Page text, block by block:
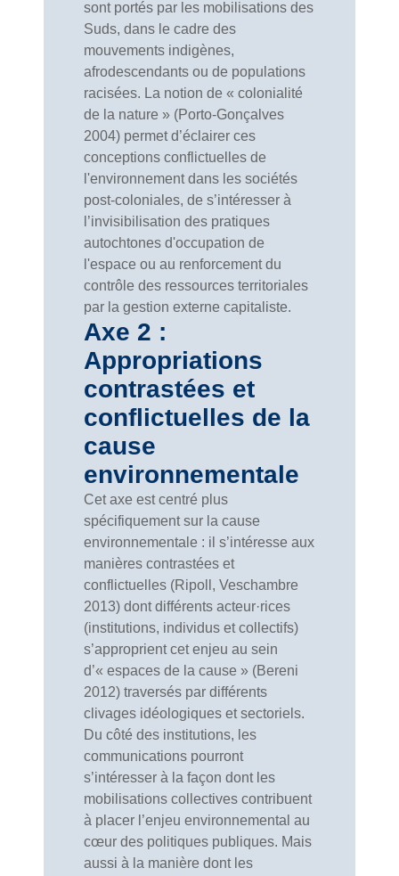
sont portés par les mobilisations des
Suds, dans le cadre des
mouvements indigènes,
afrodescendants ou de populations
racisées. La notion de « colonialité
de la nature » (Porto-Gonçalves
2004) permet d’éclairer ces
conceptions conflictuelles de
l'environnement dans les sociétés
post-coloniales, de s’intéresser à
l’invisibilisation des pratiques
autochtones d'occupation de
l'espace ou au renforcement du
contrôle des ressources territoriales
par la gestion externe capitaliste.
Axe 2 :
Appropriations
contrastées et
conflictuelles de la
cause
environnementale
Cet axe est centré plus
spécifiquement sur la cause
environnementale : il s’intéresse aux
manières contrastées et
conflictuelles (Ripoll, Veschambre
2013) dont différents acteur·rices
(institutions, individus et collectifs)
s’approprient cet enjeu au sein
d’« espaces de la cause » (Bereni
2012) traversés par différents
clivages idéologiques et sectoriels.
Du côté des institutions, les
communications pourront
s’intéresser à la façon dont les
mobilisations collectives contribuent
à placer l’enjeu environnemental au
cœur des politiques publiques. Mais
aussi à la manière dont les